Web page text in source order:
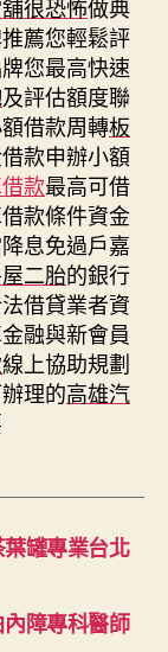
很恐怖做典
薦您輕鬆評
您最高快速
及評估額度聯
借款周轉板
款申辦小額
款最高可借
款條件資金
息免過戶嘉
二胎的銀行
借貸業者資
融與新會員
線上協助規劃
理的高雄汽
罐專業台北
障專科醫師